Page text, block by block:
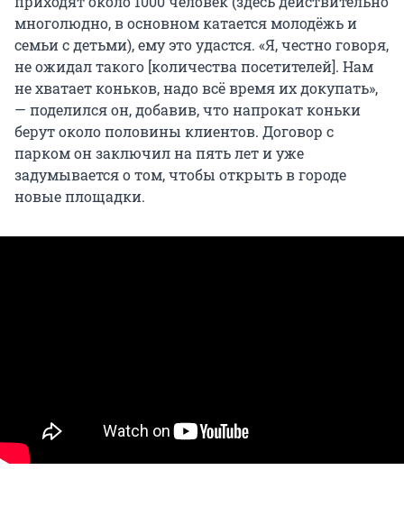
многолюдно, в основном катается молодёжь и
семьи с детьми), ему это удастся. «Я, честно говоря,
не ожидал такого [количества посетителей]. Нам
не хватает коньков, надо всё время их докупать»,
— поделился он, добавив, что напрокат коньки
берут около половины клиентов. Договор с
парком он заключил на пять лет и уже
задумывается о том, чтобы открыть в городе
новые площадки.